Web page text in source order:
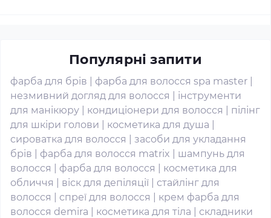
Популярні запити
фарба для брів фарба для волосся spa master
незмивний догляд для волосся
інструменти
для манікюру
кондиціонери для волосся
пілінг
для шкіри голови
косметика для душа
сироватка для волосся
засоби для укладання
брів
фарба для волосся matrix
шампунь для
волосся
фарба для волосся
косметика для
обличчя
віск для депіляції
стайлінг для
волосся
спреї для волосся
крем фарба для
волосся demira
косметика для тіла
складники